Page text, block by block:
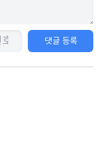
댓글 등록